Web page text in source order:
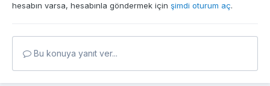
hesabın varsa, hesabınla göndermek için şimdi oturum aç.
Bu konuya yanıt ver...